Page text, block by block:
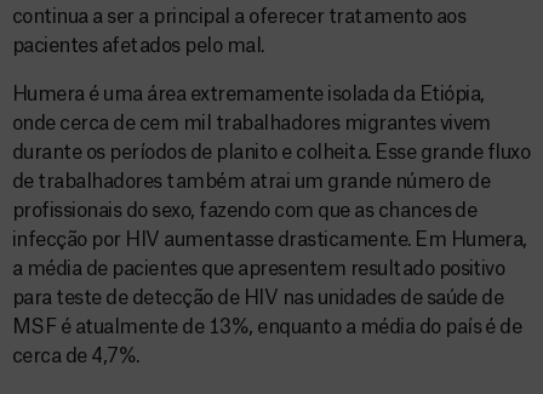
continua a ser a principal a oferecer tratamento aos
pacientes afetados pelo mal.
Humera é uma área extremamente isolada da Etiópia,
onde cerca de cem mil trabalhadores migrantes vivem
durante os períodos de planito e colheita. Esse grande fluxo
de trabalhadores também atrai um grande número de
profissionais do sexo, fazendo com que as chances de
infecção por HIV aumentasse drasticamente. Em Humera,
a média de pacientes que apresentem resultado positivo
para teste de detecção de HIV nas unidades de saúde de
MSF é atualmente de 13%, enquanto a média do país é de
cerca de 4,7%.